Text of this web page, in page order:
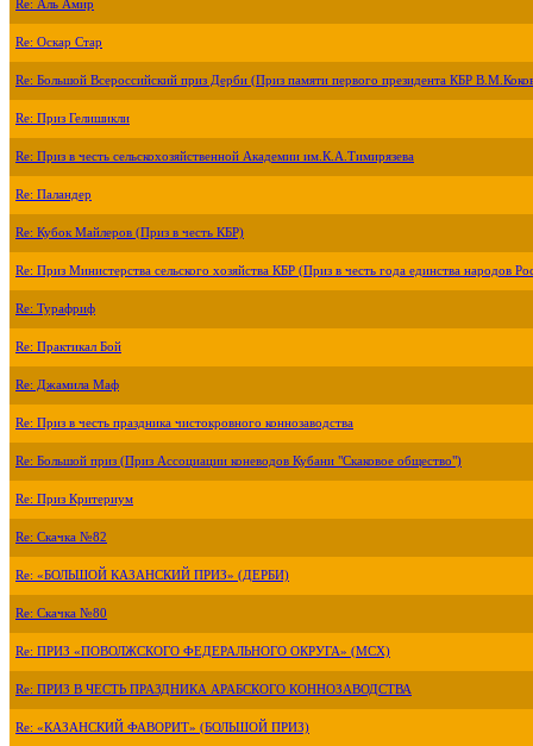
Re: Аль Амир
Re: Оскар Стар
Re: Большой Всероссийский приз Дерби (Приз памяти первого президента КБР
Re: Приз Гелишикли
Re: Приз в честь сельскохозяйственной Академии им.К.А.Тимирязева
Re: Паландер
Re: Кубок Майлеров (Приз в честь КБР)
Re: Приз Министерства сельского хозяйства КБР (Приз в честь года единства народов
Re: Турафриф
Re: Практикал Бой
Re: Джамила Маф
Re: Приз в честь праздника чистокровного коннозаводства
Re: Большой приз (Приз Ассоциации коневодов Кубани "Скаковое общество")
Re: Приз Критериум
Re: Скачка №82
Re: «БОЛЬШОЙ КАЗАНСКИЙ ПРИЗ» (ДЕРБИ)
Re: Скачка №80
Re: ПРИЗ «ПОВОЛЖСКОГО ФЕДЕРАЛЬНОГО ОКРУГА» (МСХ)
Re: ПРИЗ В ЧЕСТЬ ПРАЗДНИКА АРАБСКОГО КОННОЗАВОДСТВА
Re: «КАЗАНСКИЙ ФАВОРИТ» (БОЛЬШОЙ ПРИЗ)